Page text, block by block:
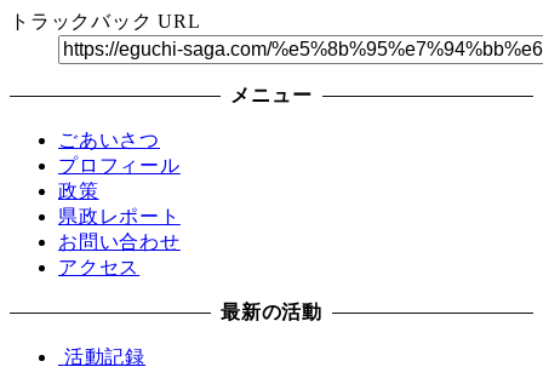
トラックバック URL
メニュー
ごあいさつ
プロフィール
政策
県政レポート
お問い合わせ
アクセス
最新の活動
活動記録